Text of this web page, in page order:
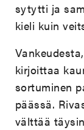
sytytti ja
kieli kuin
kirjoittaa
sortuminen
päässä.
välttää